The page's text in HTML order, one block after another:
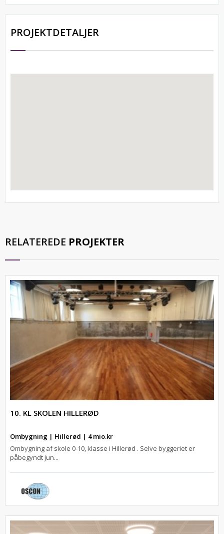
PROJEKTDETALJER
RELATEREDE PROJEKTER
10. KL SKOLEN HILLERØD
Ombygning | Hillerød | 4 mio.kr
Ombygning af skole 0-10, klasse i Hillerød . Selve byggeriet er
påbegyndt jun...